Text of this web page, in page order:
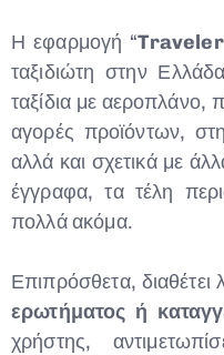
Η εφαρμογή “Traveler
ταξιδιώτη στην
ταξίδια με αεροπλάνο,
αγορές προϊόντων,
αλλά και σχετικά με
έγγραφα, τα τέλη
πολλά ακόμα.
Επιπρόσθετα, διαθέτει
ερωτήματος ή
χρήστης,